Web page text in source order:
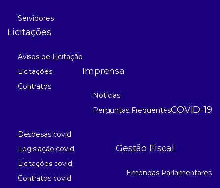
Servidores
Licitações
Avisos de Licitação
Licitações
Contratos
Imprensa
Notícias
Perguntas FrequentesCOVID-19
Despesas covid
Legislação covid
Licitações covid
Contratos covid
Gestão Fiscal
Emendas Parlamentares